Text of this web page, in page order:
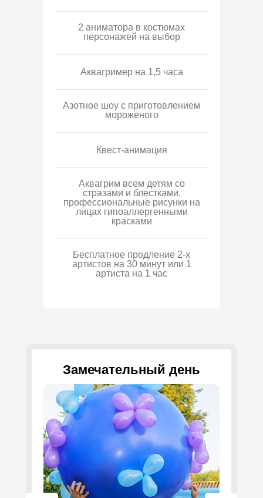
2 аниматора в костюмах
персонажей на выбор
Аквагример на 1,5 часа
Азотное шоу с приготовлением
мороженого
Квест-анимация
Аквагрим всем детям со
стразами и блестками,
профессиональные рисунки на
лицах гипоаллергенными
красками
Бесплатное продление 2-х
артистов на 30 минут или 1
артиста на 1 час
Замечательный день